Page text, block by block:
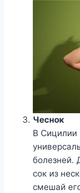
Чеснок
В Сицилии
болезней.
сок из
смешай